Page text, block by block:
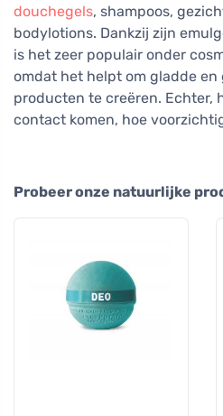
douchegels, shampoos,
bodylotions. Dankzij zijn
is het zeer populair onder
omdat het helpt om gladde en
producten te creëren. Echter,
contact komen, hoe
Probeer onze natuurlijke